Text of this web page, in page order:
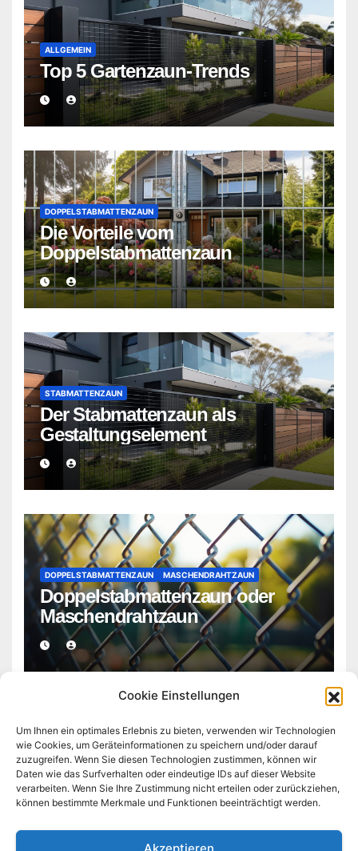
Cookie Einstellungen
Um Ihnen ein optimales Erlebnis zu bieten, verwenden wir Technologien
wie Cookies, um Geräteinformationen zu speichern und/oder darauf
zuzugreifen. Wenn Sie diesen Technologien zustimmen, können wir
Daten wie das Surfverhalten oder eindeutige IDs auf dieser Website
verarbeiten. Wenn Sie Ihre Zustimmung nicht erteilen oder zurückziehen,
können bestimmte Merkmale und Funktionen beeinträchtigt werden.
Akzeptieren
ALLGEMEIN
Top 5 Gartenzaun-Trends
DOPPELSTABMATTENZAUN
Die Vorteile vom
Doppelstabmattenzaun
STABMATTENZAUN
Der Stabmattenzaun als
Gestaltungselement
DOPPELSTABMATTENZAUN MASCHENDRAHTZAUN
Doppelstabmattenzaun oder
Maschendrahtzaun
doppelstabmattenzaun-
frankfurt.de